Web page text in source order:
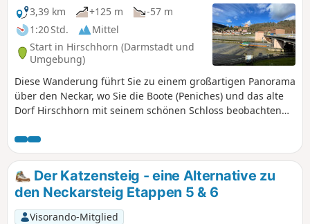
3,39 km
+125 m
-57 m
1:20 Std.
Mittel
Start in Hirschhorn (Darmstadt und
Umgebung)
Diese Wanderung führt Sie zu einem großartigen Panorama
über den Neckar, wo Sie die Boote (Peniches) und das alte
Dorf Hirschhorn mit seinem schönen Schloss beobachten
die Aussicht genießen und ein Picknick machen können.
Der Katzensteig - eine Alternative zu
den Neckarsteig Etappen 5 & 6
Visorando-Mitglied